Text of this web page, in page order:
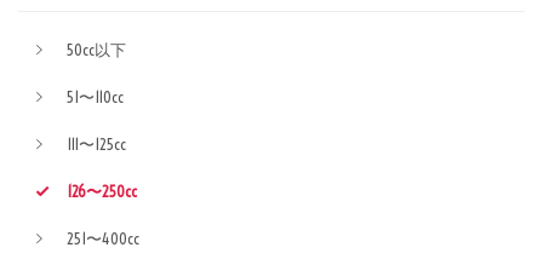
50cc以下
51〜110cc
111〜125cc
126〜250cc
251〜400cc